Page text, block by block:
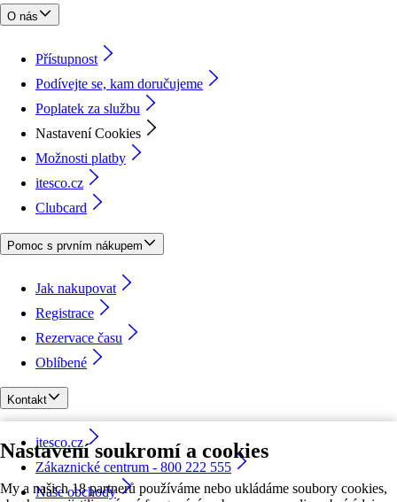
Nastavení soukromí a cookies
My a našich 18 partnerů používáme nebo ukládáme soubory cookies,
O nás
Přístupnost
Podívejte se, kam doručujeme
Poplatek za službu
Nastavení Cookies
Možnosti platby
itesco.cz
Clubcard
Pomoc s prvním nákupem
Jak nakupovat
Registrace
Rezervace času
Oblíbené
Kontakt
itesco.cz
Zákaznické centrum - 800 222 555
Naše obchody